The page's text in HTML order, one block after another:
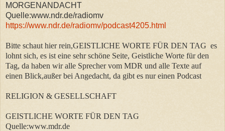
MORGENANDACHT
Quelle:www.ndr.de/radiomv
https://www.ndr.de/radiomv/podcast4205.html
Bitte schaut hier rein,GEISTLICHE WORTE FÜR DEN TAG es
lohnt sich, es ist eine sehr schöne Seite, Geistliche Worte für den
Tag, da haben wir alle Sprecher vom MDR und alle Texte auf
einen Blick,außer bei Angedacht, da gibt es nur einen Podcast
RELIGION & GESELLSCHAFT
GEISTLICHE WORTE FÜR DEN TAG
Quelle:www.mdr.de